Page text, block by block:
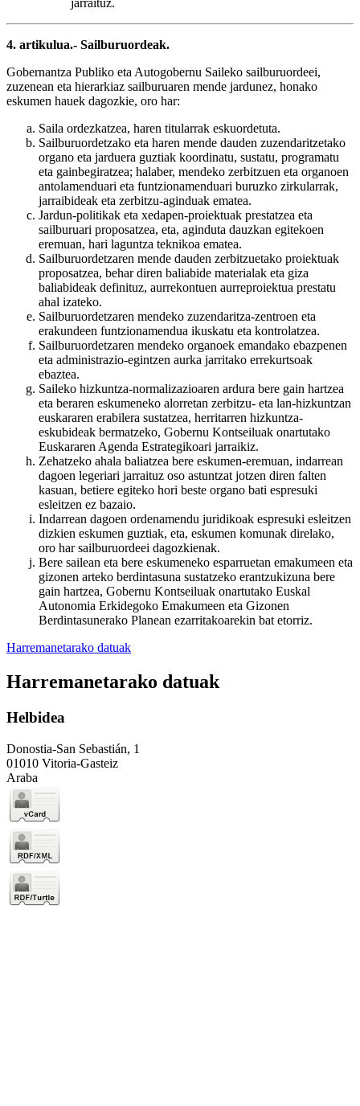
jarraituz.
4. artikulua.- Sailburuordeak.
Gobernantza Publiko eta Autogobernu Saileko sailburuordeei,
zuzenean eta hierarkiaz sailburuaren mende jardunez, honako
eskumen hauek dagozkie, oro har:
Saila ordezkatzea, haren titularrak eskuordetuta.
Sailburuordetzako eta haren mende dauden zuzendaritzetako
organo eta jarduera guztiak koordinatu, sustatu, programatu
eta gainbegiratzea; halaber, mendeko zerbitzuen eta organoen
antolamenduari eta funtzionamenduari buruzko zirkularrak,
jarraibideak eta zerbitzu-aginduak ematea.
Jardun-politikak eta xedapen-proiektuak prestatzea eta
sailburuari proposatzea, eta, aginduta dauzkan egitekoen
eremuan, hari laguntza teknikoa ematea.
Sailburuordetzaren mende dauden zerbitzuetako proiektuak
proposatzea, behar diren baliabide materialak eta giza
baliabideak definituz, aurrekontuen aurreproiektua prestatu
ahal izateko.
Sailburuordetzaren mendeko zuzendaritza-zentroen eta
erakundeen funtzionamendua ikuskatu eta kontrolatzea.
Sailburuordetzaren mendeko organoek emandako ebazpenen
eta administrazio-egintzen aurka jarritako errekurtsoak
ebaztea.
Saileko hizkuntza-normalizazioaren ardura bere gain hartzea
eta beraren eskumeneko alorretan zerbitzu- eta lan-hizkuntzan
euskararen erabilera sustatzea, herritarren hizkuntza-
eskubideak bermatzeko, Gobernu Kontseiluak onartutako
Euskararen Agenda Estrategikoari jarraikiz.
Zehatzeko ahala baliatzea bere eskumen-eremuan, indarrean
dagoen legeriari jarraituz oso astuntzat jotzen diren falten
kasuan, betiere egiteko hori beste organo bati espresuki
esleitzen ez bazaio.
Indarrean dagoen ordenamendu juridikoak espresuki esleitzen
dizkien eskumen guztiak, eta, eskumen komunak direlako,
oro har sailburuordeei dagozkienak.
Bere sailean eta bere eskumeneko esparruetan emakumeen eta
gizonen arteko berdintasuna sustatzeko erantzukizuna bere
gain hartzea, Gobernu Kontseiluak onartutako Euskal
Autonomia Erkidegoko Emakumeen eta Gizonen
Berdintasunerako Planean ezarritakoarekin bat etorriz.
Harremanetarako datuak
Harremanetarako datuak
Helbidea
Donostia-San Sebastián, 1
01010 Vitoria-Gasteiz
Araba